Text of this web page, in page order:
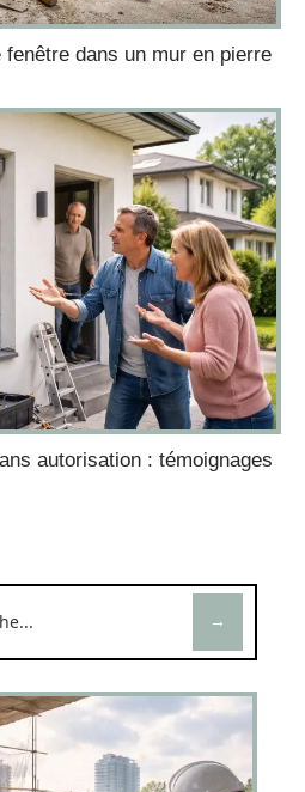
fenêtre dans un mur en pierre
autorisation : témoignages